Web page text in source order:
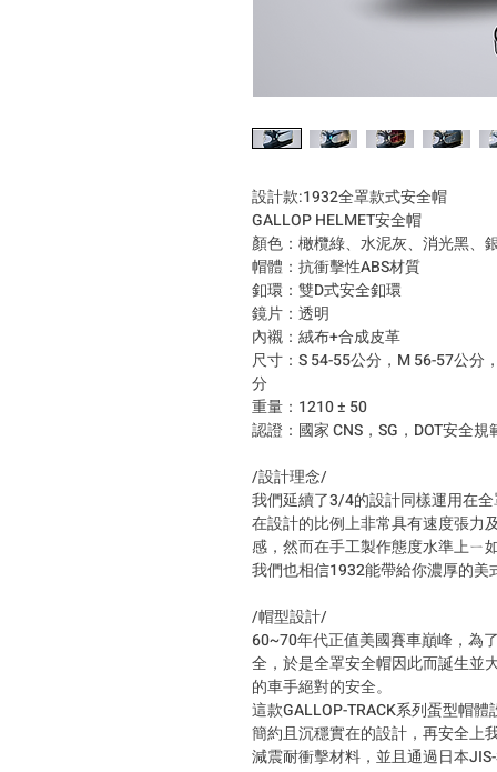
設計款:1932全罩款式安全帽
GALLOP HELMET安全帽
顏色：橄欖綠、水泥灰、消光黑、
帽體：抗衝擊性ABS材質
釦環：雙D式安全釦環
鏡片：透明
內襯：絨布+合成皮革
尺寸：S 54-55公分，M 56-57公分
分
重量：1210 ± 50
認證：國家 CNS，SG，DOT安全規
/設計理念/
我們延續了3/4的設計同樣運用在
在設計的比例上非常具有速度張力
感，然而在手工製作態度水準上ㄧ
我們也相信1932能帶給你濃厚的美
/帽型設計/
60~70年代正值美國賽車巔峰，為
全，於是全罩安全帽因此而誕生並
的車手絕對的安全。
這款GALLOP-TRACK系列蛋型帽
簡約且沉穩實在的設計，再安全上
減震耐衝擊材料，並且通過日本